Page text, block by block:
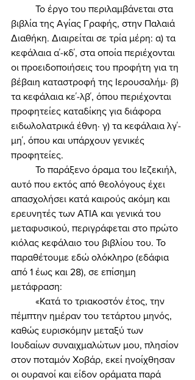
βιβλία της Αγίας Γραφής, στην Παλαιά
Διαθήκη. Διαιρείται σε τρία μέρη: α) τα
κεφάλαια α΄-κδ΄, στα οποία περιέχονται
οι προειδοποιήσεις του προφήτη για τη
βέβαιη καταστροφή της Ιερουσαλήμ· β)
τα κεφάλαια κε΄-λβ΄, όπου περιέχονται
προφητείες καταδίκης για διάφορα
ειδωλολατρικά έθνη· γ) τα κεφάλαια λγ΄-
μη΄, όπου και υπάρχουν γενικές
προφητείες.
αυτό που εκτός από θεολόγους έχει
απασχολήσει κατά καιρούς ακόμη και
ερευνητές των ΑΤΙΑ και γενικά του
μεταφυσικού, περιγράφεται στο πρώτο
κιόλας κεφάλαιο του βιβλίου του. Το
παραθέτουμε εδώ ολόκληρο (εδάφια
από 1 έως και 28), σε επίσημη
μετάφραση:
πέμπτην ημέραν του τετάρτου μηνός,
καθώς ευρισκόμην μεταξύ των
Ιουδαίων συναιχμαλώτων μου, πλησίον
στον ποταμόν Χοβάρ, εκεί ηνοίχθησαν
οι ουρανοί και είδον οράματα παρά